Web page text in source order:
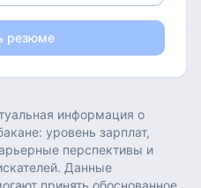
резюме
информация о
: уровень зарплат,
перспективы и
Данные
принять обоснованное